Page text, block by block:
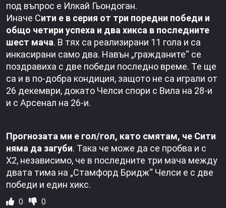
под въпрос е Илкай Гьондоган.
Иначе Сити е в серия от три поредни победи и
общо четири успеха и два хикса в последните
шест мача. В тях са реализирани 11 гола и са
инкасирани само два. Навън „гражданите“ се
поздравиха с две победи последно време. Те ще
са и в по-добра кондиция, защото не са играли от
26 декември, докато Челси спори с Вила на 28-и
и с Арсенал на 26-и.
Прогнозата ми е гол/гол, като смятам, че Сити
няма да загуби. Така че може да се пробва и с
Х2, независимо, че в последните три мача между
двата тима на „Стамфорд Бридж“ Челси е с две
победи и един хикс.
0 0